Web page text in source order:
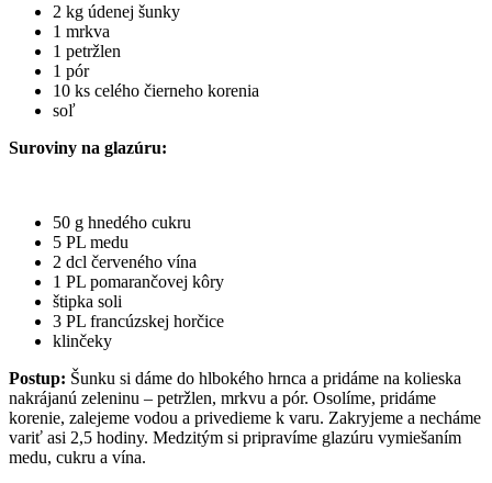
2 kg údenej šunky
1 mrkva
1 petržlen
1 pór
10 ks celého čierneho korenia
soľ
Suroviny na glazúru:
50 g hnedého cukru
5 PL medu
2 dcl červeného vína
1 PL pomarančovej kôry
štipka soli
3 PL francúzskej horčice
klinčeky
Postup: Šunku si dáme do hlbokého hrnca a pridáme na kolieska
nakrájanú zeleninu – petržlen, mrkvu a pór. Osolíme, pridáme
korenie, zalejeme vodou a privedieme k varu. Zakryjeme a necháme
variť asi 2,5 hodiny. Medzitým si pripravíme glazúru vymiešaním
medu, cukru a vína.